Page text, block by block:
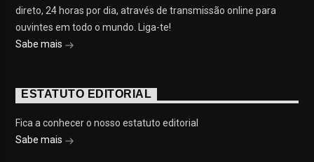
direto, 24 horas por dia, através de transmissão online para
ouvintes em todo o mundo. Liga-te!
Sabe mais
ESTATUTO EDITORIAL
Fica a conhecer o nosso estatuto editorial
Sabe mais